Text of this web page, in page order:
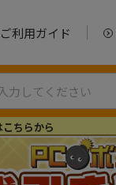
ご利用ガイド
ちらから